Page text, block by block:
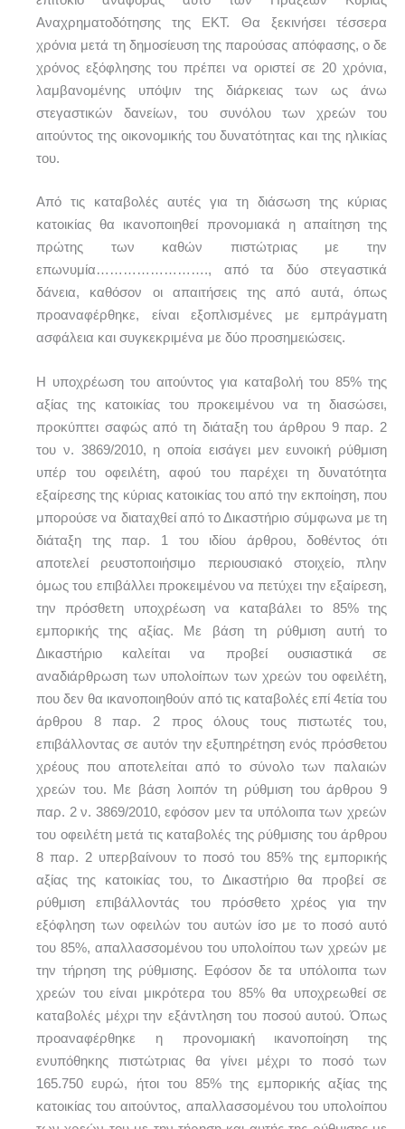
Αναχρηματοδότησης της ΕΚΤ. Θα ξεκινήσει τέσσερα
χρόνια μετά τη δημοσίευση της παρούσας απόφασης, ο δε
χρόνος εξόφλησης του πρέπει να οριστεί σε 20 χρόνια,
λαμβανομένης υπόψιν της διάρκειας των ως άνω
στεγαστικών δανείων, του συνόλου των χρεών του
αιτούντος της οικονομικής του δυνατότητας και της ηλικίας
του.
Από τις καταβολές αυτές για τη διάσωση της κύριας
κατοικίας θα ικανοποιηθεί προνομιακά η απαίτηση της
πρώτης των καθών πιστώτριας με την
επωνυμία……………………., από τα δύο στεγαστικά
δάνεια, καθόσον οι απαιτήσεις της από αυτά, όπως
προαναφέρθηκε, είναι εξοπλισμένες με εμπράγματη
ασφάλεια και συγκεκριμένα με δύο προσημειώσεις.
Η υποχρέωση του αιτούντος για καταβολή του 85% της
αξίας της κατοικίας του προκειμένου να τη διασώσει,
προκύπτει σαφώς από τη διάταξη του άρθρου 9 παρ. 2
του ν. 3869/2010, η οποία εισάγει μεν ευνοική ρύθμιση
υπέρ του οφειλέτη, αφού του παρέχει τη δυνατότητα
εξαίρεσης της κύριας κατοικίας του από την εκποίηση, που
μπορούσε να διαταχθεί από το Δικαστήριο σύμφωνα με τη
διάταξη της παρ. 1 του ιδίου άρθρου, δοθέντος ότι
αποτελεί ρευστοποιήσιμο περιουσιακό στοιχείο, πλην
όμως του επιβάλλει προκειμένου να πετύχει την εξαίρεση,
την πρόσθετη υποχρέωση να καταβάλει το 85% της
εμπορικής της αξίας. Με βάση τη ρύθμιση αυτή το
Δικαστήριο καλείται να προβεί ουσιαστικά σε
αναδιάρθρωση των υπολοίπων των χρεών του οφειλέτη,
που δεν θα ικανοποιηθούν από τις καταβολές επί 4ετία του
άρθρου 8 παρ. 2 προς όλους τους πιστωτές του,
επιβάλλοντας σε αυτόν την εξυπηρέτηση ενός πρόσθετου
χρέους που αποτελείται από το σύνολο των παλαιών
χρεών του. Με βάση λοιπόν τη ρύθμιση του άρθρου 9
παρ. 2 ν. 3869/2010, εφόσον μεν τα υπόλοιπα των χρεών
του οφειλέτη μετά τις καταβολές της ρύθμισης του άρθρου
8 παρ. 2 υπερβαίνουν το ποσό του 85% της εμπορικής
αξίας της κατοικίας του, το Δικαστήριο θα προβεί σε
ρύθμιση επιβάλλοντάς του πρόσθετο χρέος για την
εξόφληση των οφειλών του αυτών ίσο με το ποσό αυτό
του 85%, απαλλασσομένου του υπολοίπου των χρεών με
την τήρηση της ρύθμισης. Εφόσον δε τα υπόλοιπα των
χρεών του είναι μικρότερα του 85% θα υποχρεωθεί σε
καταβολές μέχρι την εξάντληση του ποσού αυτού. Όπως
προαναφέρθηκε η προνομιακή ικανοποίηση της
ενυπόθηκης πιστώτριας θα γίνει μέχρι το ποσό των
165.750 ευρώ, ήτοι του 85% της εμπορικής αξίας της
κατοικίας του αιτούντος, απαλλασσομένου του υπολοίπου